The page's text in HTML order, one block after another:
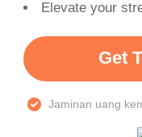
Elevate your
Get
Jaminan uang